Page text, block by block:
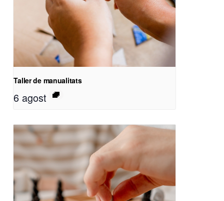
Taller de manualitats
6 agost